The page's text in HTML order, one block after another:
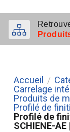
Accueil /
Carrelage
Produits de
Profilé de
Profilé de
SCHIENE-